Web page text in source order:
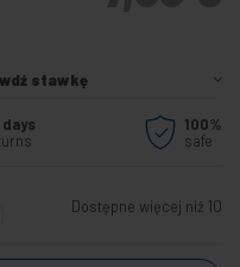
stawkę
days
100%
safe
Dostępne więcej niż 10